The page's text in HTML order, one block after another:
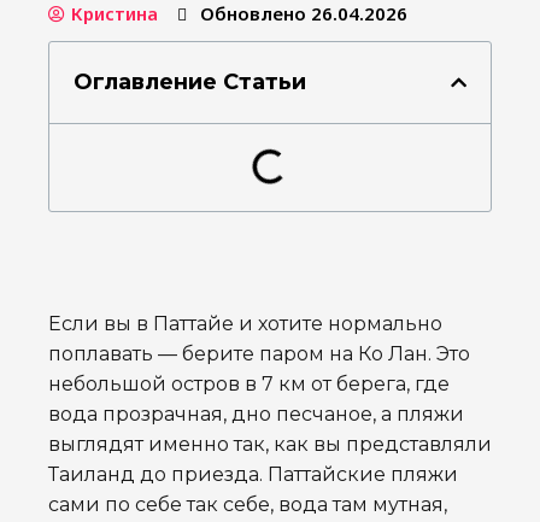
Кристина Обновлено 26.04.2026
Оглавление Статьи
Если вы в Паттайе и хотите нормально
поплавать — берите паром на Ко Лан. Это
небольшой остров в 7 км от берега, где
вода прозрачная, дно песчаное, а пляжи
выглядят именно так, как вы представляли
Таиланд до приезда. Паттайские пляжи
сами по себе так себе, вода там мутная,